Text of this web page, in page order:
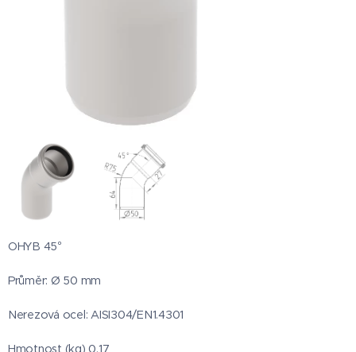
OHYB 45°
Průměr: Ø 50 mm
Nerezová ocel: AISI304/EN1.4301
Hmotnost (kg) 0,17